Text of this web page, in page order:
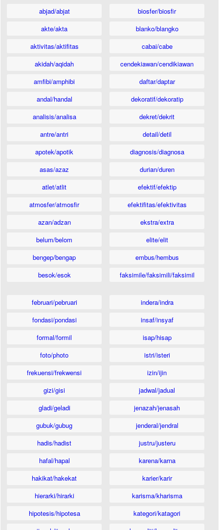
abjad/abjat
akte/akta
aktivitas/aktifitas
akidah/aqidah
amfibi/amphibi
andal/handal
analisis/analisa
antre/antri
apotek/apotik
asas/azaz
atlet/atlit
atmosfer/atmosfir
azan/adzan
belum/belom
bengep/bengap
besok/esok
biosfer/biosfir
blanko/blangko
cabai/cabe
cendekiawan/cendikiawan
daftar/daptar
dekoratif/dekoratip
dekret/dekrit
detail/detil
diagnosis/diagnosa
durian/duren
efektif/efektip
efektifitas/efektivitas
ekstra/extra
elite/elit
embus/hembus
faksimile/faksimili/faksimil
februari/pebruari
fondasi/pondasi
formal/formil
foto/photo
frekuensi/frekwensi
gizi/gisi
gladi/geladi
gubuk/gubug
hadis/hadist
hafal/hapal
hakikat/hakekat
hierarki/hirarki
hipotesis/hipotesa
indera/indra
insaf/insyaf
isap/hisap
istri/isteri
izin/ijin
jadwal/jadual
jenazah/jenasah
jenderal/jendral
justru/justeru
karena/karna
karier/karir
karisma/kharisma
kategori/katagori